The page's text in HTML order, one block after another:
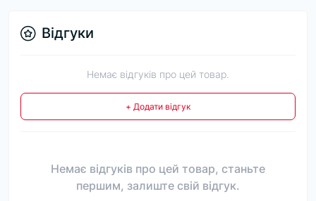
Відгуки
Немає відгуків про цей товар.
+ Додати відгук
Немає відгуків про цей товар, станьте
першим, залиште свій відгук.